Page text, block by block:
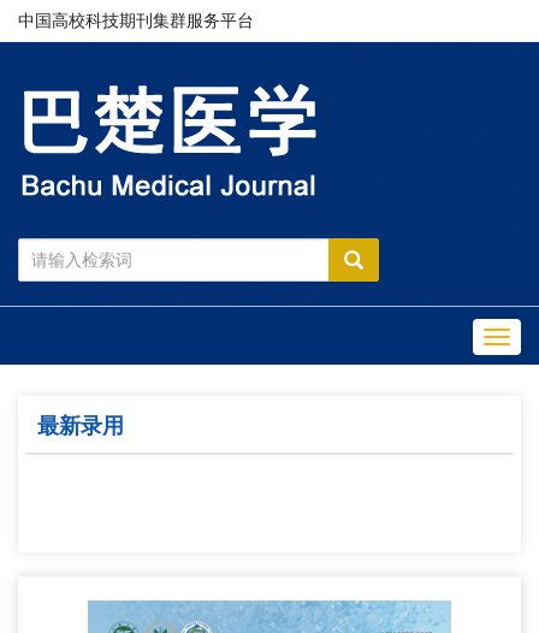
中国高校科技期刊集群服务平台
最新录用